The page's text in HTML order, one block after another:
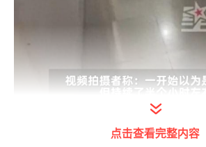
点击查看完整内容